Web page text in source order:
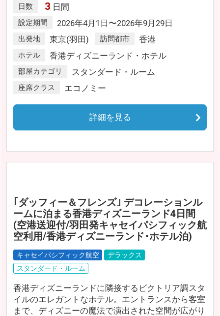
日数 3 日間
設定期間 2026年4月1日〜2026年9月29日
出発地 東京(羽田) 訪問都市 香港
ホテル 香港ディズニーランド・ホテル
部屋カテゴリ スタンダード・ルーム
座席クラス エコノミー
詳細を見る
｢ダッフィー＆フレンズ｣ デコレーションル
ームに泊まる香港ディズニーランド4日間
(空港送迎付/羽田発キャセイパシフィック航
空利用/香港ディズニーランド･ホテル泊)
キャセイパシフィック航空
デラックス
スタンダード・ルーム
香港ディズニーランドに隣接するビクトリア調スタ
イルのエレガントなホテル。エントランスから客室
まで、ディズニーの魔法で演出された空間が広がり